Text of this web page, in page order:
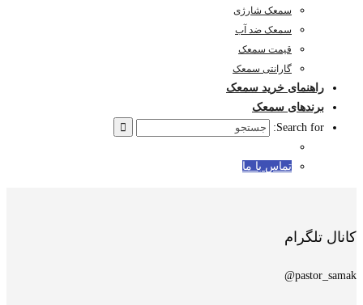
سمعک شارژی
سمعک ضد آب
قیمت سمعک
گارانتی سمعک
راهنمای خرید سمعک
برندهای سمعک
Search for:
تماس با ما
کانال تلگرام
pastor_samak@